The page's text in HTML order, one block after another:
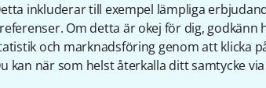
inkluderar till exempel lämpliga
Om detta är okej för dig,
och marknadsföring genom att klicka
kan när som helst återkalla ditt samtycke